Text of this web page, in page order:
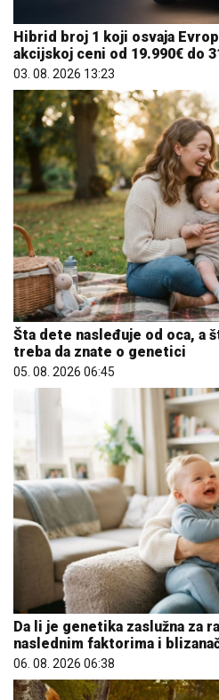
Hibrid broj 1 koji osvaja
akcijskoj ceni od 19.990€ do
03. 08. 2026 13:23
Šta dete nasleđuje od oca, a
treba da znate o genetici
05. 08. 2026 06:45
Da li je genetika zaslužna za
naslednim faktorima i
06. 08. 2026 06:38